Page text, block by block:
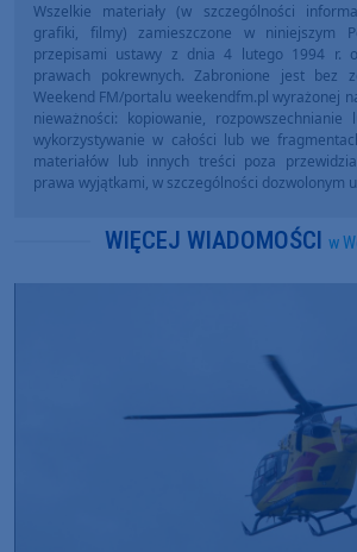
Wszelkie materiały (w szczególności
grafiki, filmy) zamieszczone w niniejszym
przepisami ustawy z dnia 4 lutego 1994 r.
prawach pokrewnych. Zabronione jest bez
Weekend FM/portalu weekendfm.pl wyrażonej
nieważności: kopiowanie,
wykorzystywanie w całości lub we
materiałów lub innych treści poza
prawa wyjątkami, w szczególności dozwolonym
WIĘCEJ WIADOMOŚCI w